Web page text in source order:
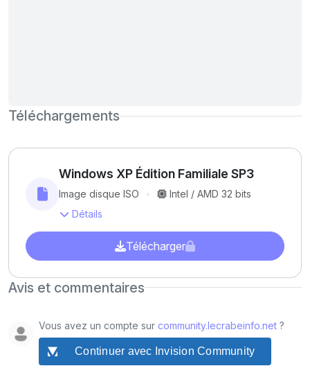
Téléchargements
Windows XP Édition Familiale SP3
Image disque ISO
Intel / AMD 32 bits
Détails
Télécharger
Avis et commentaires
Vous avez un compte sur community.lecrabeinfo.net ?
Continuer avec Invision Community